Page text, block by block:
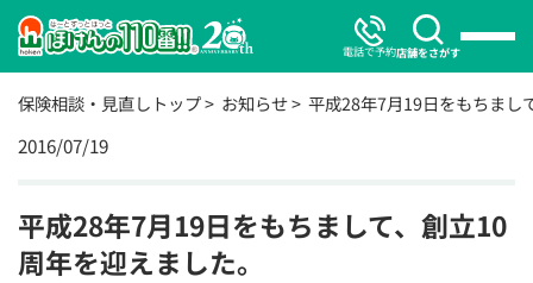
電話で予約店舗をさがす
保険相談・見直しトップ お知らせ 平成28年7月19日をもちまし
2016/07/19
平成28年7月19日をもちまして、創立10
周年を迎えました。